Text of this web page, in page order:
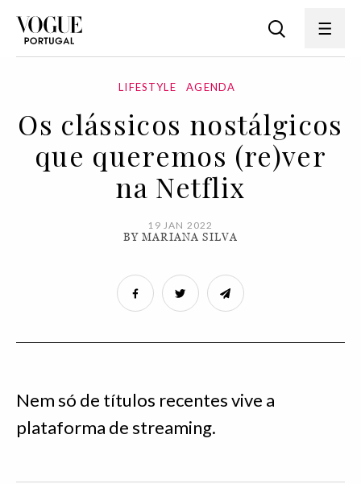
LIFESTYLE AGENDA
Os clássicos nostálgicos
que queremos (re)ver
na Netflix
19 JAN 2022
BY MARIANA SILVA
Nem só de títulos recentes vive a
plataforma de streaming.